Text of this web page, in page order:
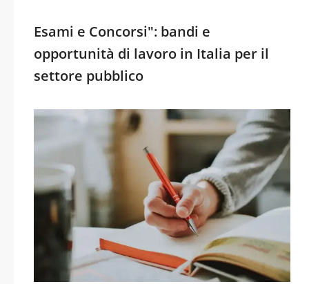
Esami e Concorsi": bandi e
opportunità di lavoro in Italia per il
settore pubblico